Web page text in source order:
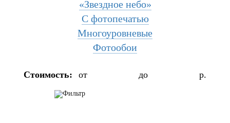
«Звездное небо»
С фотопечатью
Многоуровневые
Фотообои
Стоимость: от до р.